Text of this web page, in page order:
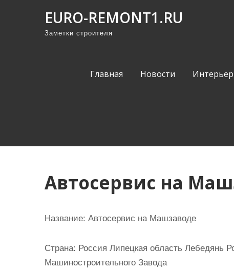
EURO-REMONT1.RU
Заметки строителя
Главная Новости Интерьер
Автосервис на
Название: Автосервис на Машзаводе
Страна: Россия Липецкая область Лебедянь
Машиностроительного Завода